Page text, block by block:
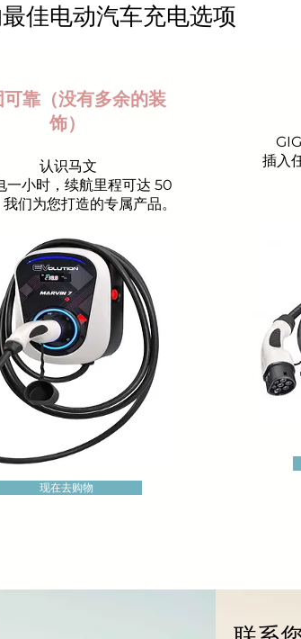
佳电动汽车充电选项
可靠（没有多余的装
饰）
认识马文
一小时，续航里程可达 50
们为您打造的专属产品。
现在去购物
插入